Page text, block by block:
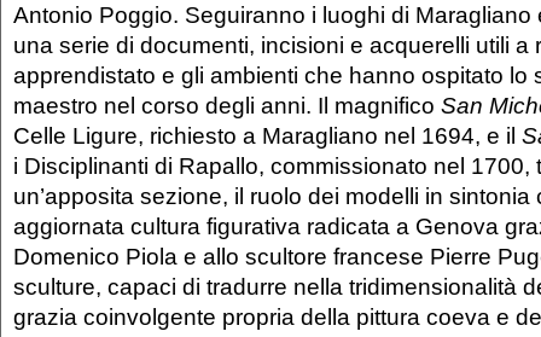
Antonio Poggio. Seguiranno i luoghi di Maragliano
una serie di documenti, incisioni e acquerelli utili a
apprendistato e gli ambienti che hanno ospitato lo
maestro nel corso degli anni. Il magnifico San
Celle Ligure, richiesto a Maragliano nel 1694, e il
i Disciplinanti di Rapallo, commissionato nel 1700,
un’apposita sezione, il ruolo dei modelli in sintonia
aggiornata cultura figurativa radicata a Genova
Domenico Piola e allo scultore francese Pierre
sculture, capaci di tradurre nella tridimensionalità
grazia coinvolgente propria della pittura coeva e